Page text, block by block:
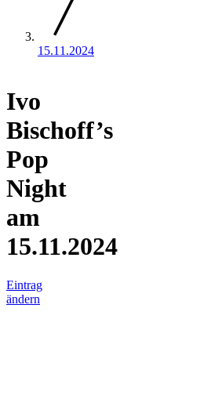
15.11.2024
Ivo
Bischoff’s
Pop
Night
am
15.11.2024
Eintrag
ändern